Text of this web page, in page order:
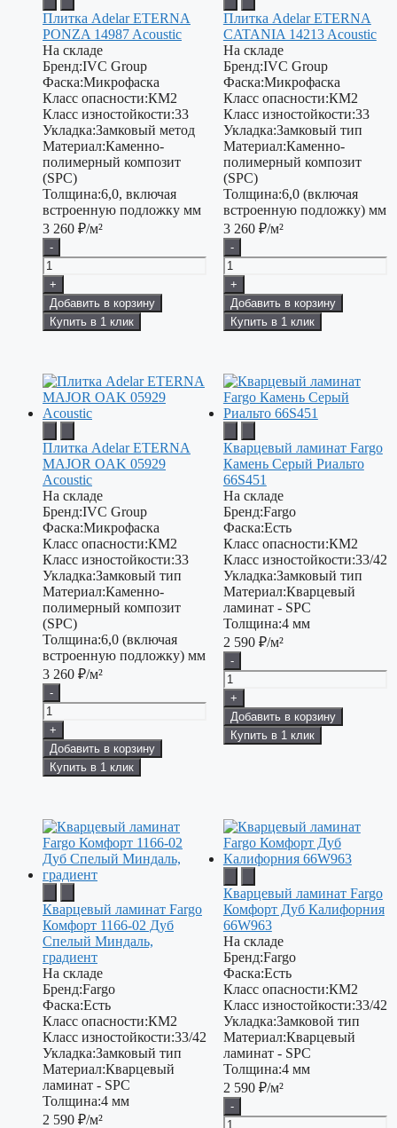
Плитка Adelar ETERNA
PONZA 14987 Acoustic
На складе
Бренд:IVC Group
Фаска:Микрофаска
Класс опасности:КМ2
Класс изностойкости:33
Укладка:Замковый метод
Материал:Каменно-
полимерный композит
(SPC)
Толщина:6,0, включая
встроенную подложку мм
3 260 ₽/м²
-
+
Добавить в корзину
Купить в 1 клик
Плитка Adelar ETERNA
CATANIA 14213 Acoustic
На складе
Бренд:IVC Group
Фаска:Микрофаска
Класс опасности:КМ2
Класс изностойкости:33
Укладка:Замковый тип
Материал:Каменно-
полимерный композит
(SPC)
Толщина:6,0 (включая
встроенную подложку) мм
3 260 ₽/м²
-
+
Добавить в корзину
Купить в 1 клик
Плитка Adelar ETERNA
MAJOR OAK 05929
Acoustic
На складе
Бренд:IVC Group
Фаска:Микрофаска
Класс опасности:КМ2
Класс изностойкости:33
Укладка:Замковый тип
Материал:Каменно-
полимерный композит
(SPC)
Толщина:6,0 (включая
встроенную подложку) мм
3 260 ₽/м²
-
+
Добавить в корзину
Купить в 1 клик
Кварцевый ламинат Fargo
Камень Серый Риальто
66S451
На складе
Бренд:Fargo
Фаска:Есть
Класс опасности:КМ2
Класс изностойкости:33/42
Укладка:Замковый тип
Материал:Кварцевый
ламинат - SPC
Толщина:4 мм
2 590 ₽/м²
-
+
Добавить в корзину
Купить в 1 клик
Кварцевый ламинат Fargo
Комфорт 1166-02 Дуб
Спелый Миндаль,
градиент
На складе
Бренд:Fargo
Фаска:Есть
Класс опасности:КМ2
Класс изностойкости:33/42
Укладка:Замковый тип
Материал:Кварцевый
ламинат - SPC
Толщина:4 мм
2 590 ₽/м²
Кварцевый ламинат Fargo
Комфорт Дуб Калифорния
66W963
На складе
Бренд:Fargo
Фаска:Есть
Класс опасности:КМ2
Класс изностойкости:33/42
Укладка:Замковой тип
Материал:Кварцевый
ламинат - SPC
Толщина:4 мм
2 590 ₽/м²
-